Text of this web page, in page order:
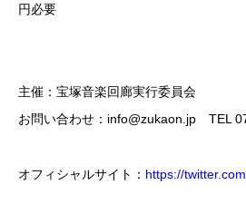
円必要
主催：宝塚音楽回廊実行委員会
お問い合わせ：info@zukaon.jp TEL
オフィシャルサイト： https://